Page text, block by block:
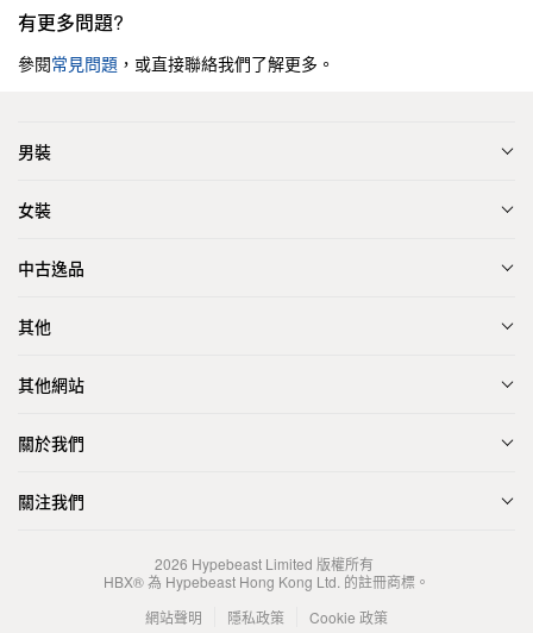
有更多問題?
參閱常見問題 ，或直接聯絡我們了解更多。
男裝
女裝
中古逸品
其他
其他網站
關於我們
關注我們
2026 Hypebeast Limited 版權所有
HBX® 為 Hypebeast Hong Kong Ltd. 的註冊商標。
網站聲明
隱私政策 Cookie 政策